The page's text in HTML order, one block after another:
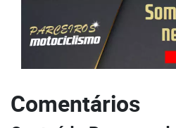
Comentários